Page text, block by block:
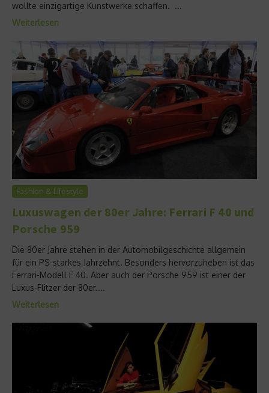
wollte einzigartige Kunstwerke schaffen. ...
Weiterlesen
Fashion & Lifestyle
Luxuswagen der 80er Jahre: Ferrari F 40 und
Porsche 959
Die 80er Jahre stehen in der Automobilgeschichte allgemein
für ein PS-starkes Jahrzehnt. Besonders hervorzuheben ist das
Ferrari-Modell F 40. Aber auch der Porsche 959 ist einer der
Luxus-Flitzer der 80er....
Weiterlesen